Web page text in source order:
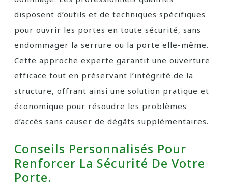
disposent d’outils et de techniques spécifiques
pour ouvrir les portes en toute sécurité, sans
endommager la serrure ou la porte elle-même.
Cette approche experte garantit une ouverture
efficace tout en préservant l’intégrité de la
structure, offrant ainsi une solution pratique et
économique pour résoudre les problèmes
d’accès sans causer de dégâts supplémentaires.
Conseils Personnalisés Pour
Renforcer La Sécurité De Votre
Porte.